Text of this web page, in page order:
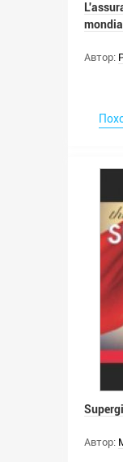
Автор:
Автор: